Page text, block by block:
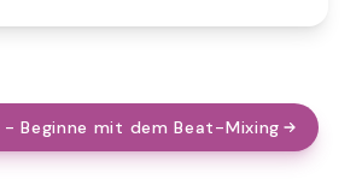
Beginne mit dem Beat-Mixing